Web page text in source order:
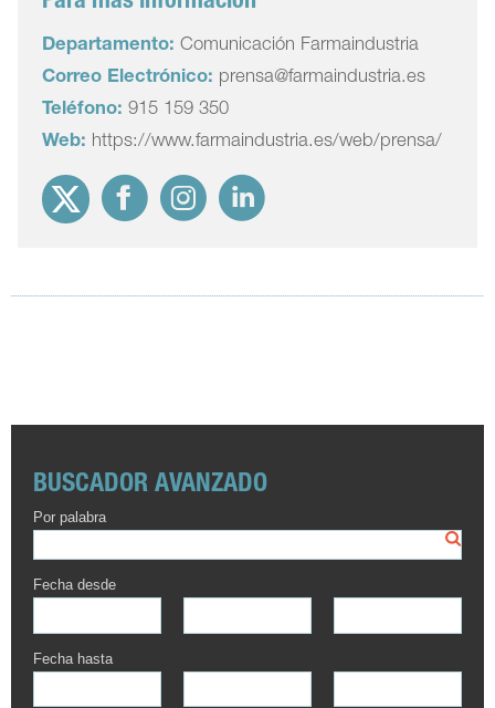
Departamento: Comunicación Farmaindustria
Correo Electrónico: prensa@farmaindustria.es
Teléfono: 915 159 350
Web: https://www.farmaindustria.es/web/prensa/
BUSCADOR AVANZADO
Por palabra
Fecha desde
Fecha hasta